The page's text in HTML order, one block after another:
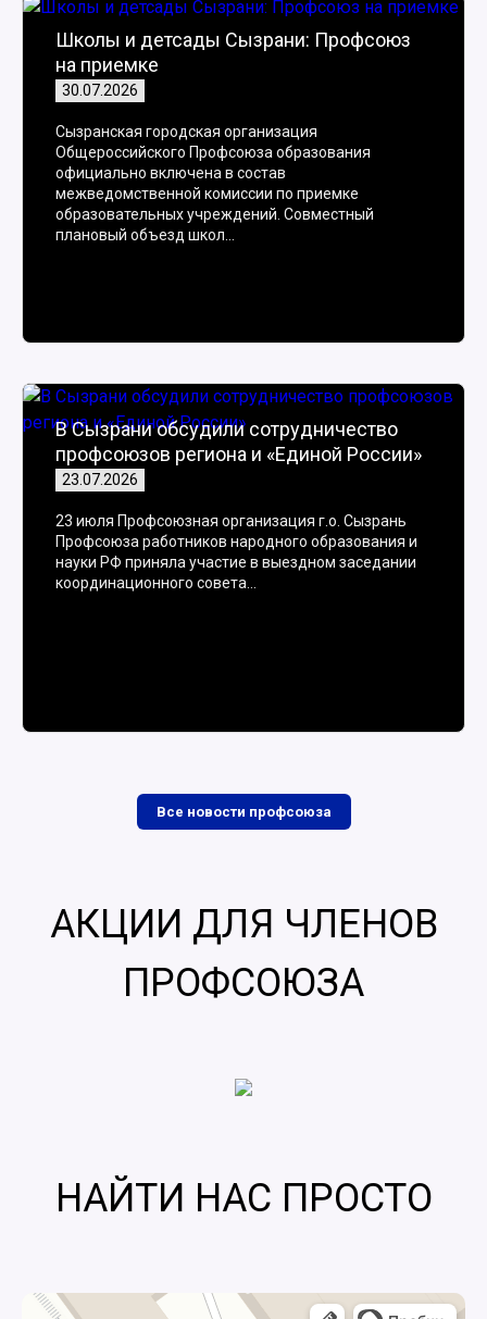
Школы и детсады Сызрани: Профсоюз
на приемке
30.07.2026
Сызранская городская организация
Общероссийского Профсоюза образования
официально включена в состав
межведомственной комиссии по приемке
образовательных учреждений. Совместный
плановый объезд школ…
️В Сызрани обсудили сотрудничество
профсоюзов региона и «Единой России»
23.07.2026
23 июля Профсоюзная организация г.о. Сызрань
Профсоюза работников народного образования и
науки РФ приняла участие в выездном заседании
координационного совета…
Все новости профсоюза
АКЦИИ ДЛЯ ЧЛЕНОВ
ПРОФСОЮЗА
НАЙТИ НАС ПРОСТО